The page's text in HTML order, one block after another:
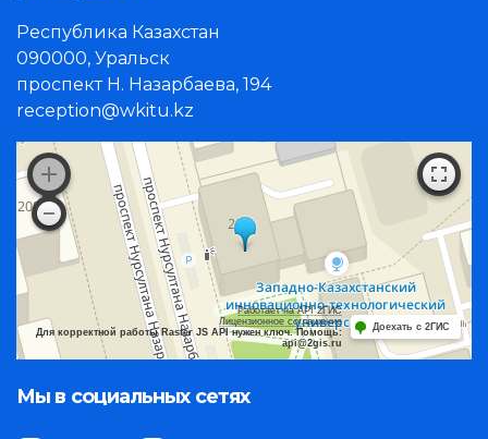
Республика Казахстан
090000, Уральск
проспект Н. Назарбаева, 194
reception@wkitu.kz
Работает на API 2ГИС
Лицензионное соглашение
Для корректной работы Raster JS API нужен ключ. Помощь:
api@2gis.ru
Доехать с 2ГИС
Мы в социальных сетях